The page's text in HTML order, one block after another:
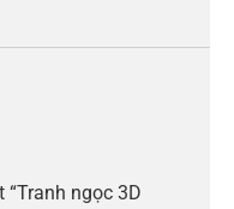
ngọc 3D